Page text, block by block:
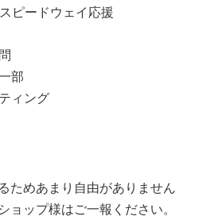
ピードウェイ応援
部
ィング
ためあまり自由がありません
ョップ様はご一報ください。